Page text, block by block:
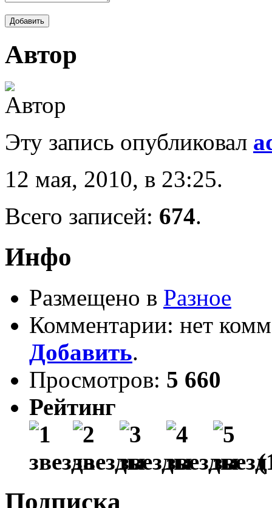
Автор
Эту запись опубликовал
12 мая, 2010, в 23:25.
Всего записей: 674.
Инфо
Размещено в Разное
Комментарии: нет
Добавить.
Просмотров: 5 660
Рейтинг
(
Подписка